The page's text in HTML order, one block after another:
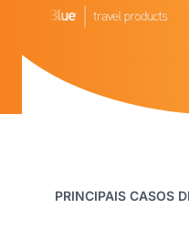
PRINCIPAIS CASOS